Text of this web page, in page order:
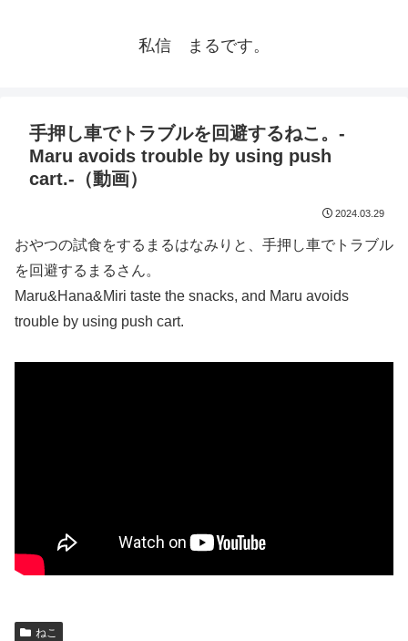
私信 まるです。
手押し車でトラブルを回避するねこ。-
Maru avoids trouble by using push
cart.-（動画）
2024.03.29
おやつの試食をするまるはなみりと、手押し車でトラブル
を回避するまるさん。
Maru&Hana&Miri taste the snacks, and Maru avoids
trouble by using push cart.
ねこ